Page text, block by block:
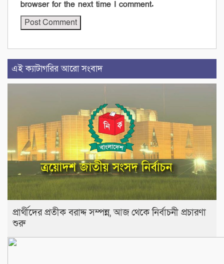
browser for the next time I comment.
এই ক্যাটাগরির আরো সংবাদ
প্রার্থীদের প্রতীক বরাদ্দ সম্পন্ন, আজ থেকে নির্বাচনী প্রচারণা
শুরু